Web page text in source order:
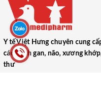
Y tế Việt Hưng chuyên cung
các bệnh gan, não, xương
thư